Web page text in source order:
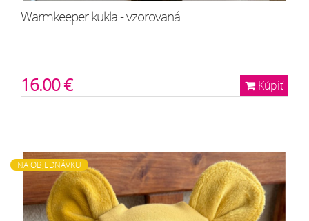
Warmkeeper kukla - vzorovaná
Kúpiť
16.00 €
NA OBJEDNÁVKU